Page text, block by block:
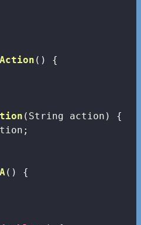
()
{
(String action)
{
()
{